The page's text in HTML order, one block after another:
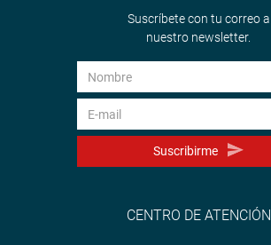
Suscríbete con tu correo a
nuestro newsletter.
Suscribirme
CENTRO DE ATENCIÓN